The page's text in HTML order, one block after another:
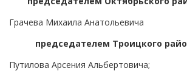
Грачева Михаила Анатольевича
председателем Троицкого
Путилова Арсения Альбертовича;